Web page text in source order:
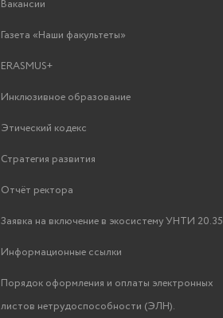
Вакансии
Газета «Наши факультеты»
ERASMUS+
Инклюзивное образование
Этический кодекс
Стратегия развития
Отчёт ректора
Заявка на включение в экосистему УНТИ 20.35
Информационные ссылки
Порядок оформления и оплаты электронных
листов нетрудоспособности (ЭЛН).